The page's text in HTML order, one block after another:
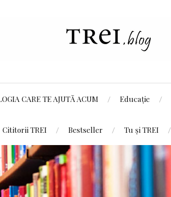
CARE TE AJUTĂ ACUM Educație
Cititorii TREI Bestseller Tu și TREI